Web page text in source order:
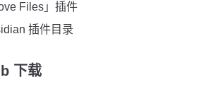
Files」插件
插件目录
下载